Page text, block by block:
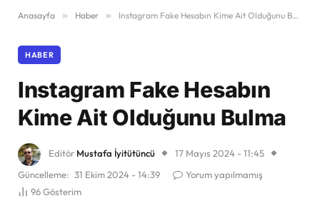
Anasayfa » Haber » Instagram Fake Hesabın Kime Ait Olduğunu Bulma
HABER
Instagram Fake Hesabın
Kime Ait Olduğunu Bulma
Editör Mustafa İyitütüncü
17 Mayıs 2024 - 11:45
Güncelleme: 31 Ekim 2024 - 14:39
Yorum yapılmamış
96Gösterim